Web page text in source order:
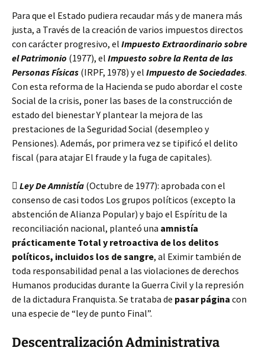
Para que el Estado pudiera recaudar más y de manera más
justa, a Través de la creación de varios impuestos directos
con carácter progresivo, el Impuesto Extraordinario sobre
el Patrimonio (1977), el Impuesto sobre la Renta de las
Personas Físicas (IRPF, 1978) y el Impuesto de Sociedades.
Con esta reforma de la Hacienda se pudo abordar el coste
Social de la crisis, poner las bases de la construcción de
estado del bienestar Y plantear la mejora de las
prestaciones de la Seguridad Social (desempleo y
Pensiones). Además, por primera vez se tipificó el delito
fiscal (para atajar El fraude y la fuga de capitales).
 Ley De Amnistía (Octubre de 1977): aprobada con el
consenso de casi todos Los grupos políticos (excepto la
abstención de Alianza Popular) y bajo el Espíritu de la
reconciliación nacional, planteó una amnistía
prácticamente Total y retroactiva de los delitos
políticos, incluidos los de sangre, al Eximir también de
toda responsabilidad penal a las violaciones de derechos
Humanos producidas durante la Guerra Civil y la represión
de la dictadura Franquista. Se trataba de pasar página con
una especie de “ley de punto Final”.
Descentralización Administrativa